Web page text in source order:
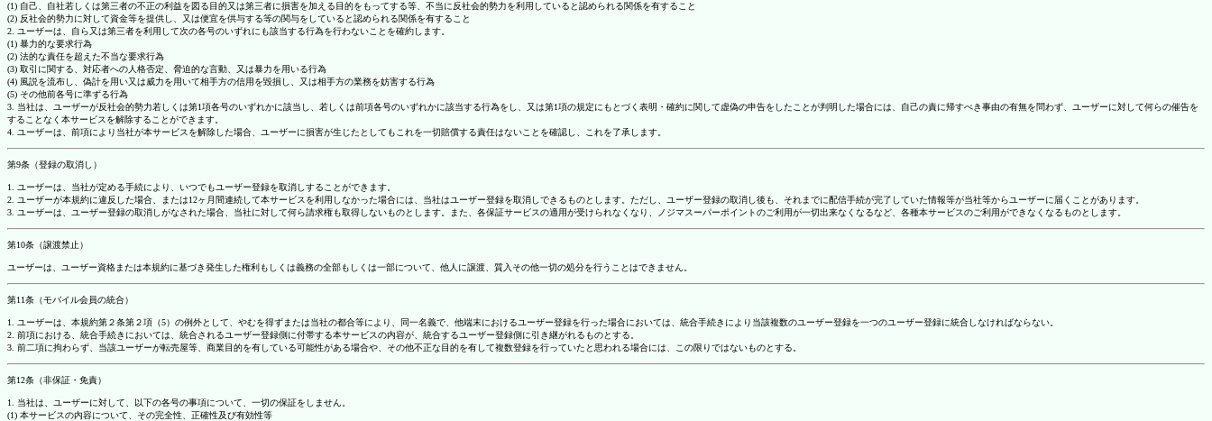
(1) 自己、自社若しくは第三者の不正の利益を図る目的又は第三者に損害を加える目的をもってする等、不当に反社会的勢力を利用していると認められる関係を有すること
(2) 反社会的勢力に対して資金等を提供し、又は便宜を供与する等の関与をしていると認められる関係を有すること
2. ユーザーは、自ら又は第三者を利用して次の各号のいずれにも該当する行為を行わないことを確約します。
(1) 暴力的な要求行為
(2) 法的な責任を超えた不当な要求行為
(3) 取引に関する、対応者への人格否定、脅迫的な言動、又は暴力を用いる行為
(4) 風説を流布し、偽計を用い又は威力を用いて相手方の信用を毀損し、又は相手方の業務を妨害する行為
(5) その他前各号に準ずる行為
3. 当社は、ユーザーが反社会的勢力若しくは第1項各号のいずれかに該当し、若しくは前項各号のいずれかに該当する行為をし、又は第1項の規定にもとづく表明・確約に関して虚偽の申告をしたことが判明した場合には、自己の責に帰すべき事由の有無を問わず、ユーザーに対して何らの催告を
することなく本サービスを解除することができます。
4. ユーザーは、前項により当社が本サービスを解除した場合、ユーザーに損害が生じたとしてもこれを一切賠償する責任はないことを確認し、これを了承します。
第9条（登録の取消し）
1. ユーザーは、当社が定める手続により、いつでもユーザー登録を取消しすることができます。
2. ユーザーが本規約に違反した場合、または12ヶ月間連続して本サービスを利用しなかった場合には、当社はユーザー登録を取消しできるものとします。ただし、ユーザー登録の取消し後も、それまでに配信手続が完了していた情報等が当社等からユーザーに届くことがあります。
3. ユーザーは、ユーザー登録の取消しがなされた場合、当社に対して何ら請求権も取得しないものとします。また、各保証サービスの適用が受けられなくなり、ノジマスーパーポイントのご利用が一切出来なくなるなど、各種本サービスのご利用ができなくなるものとします。
第10条（譲渡禁止）
ユーザーは、ユーザー資格または本規約に基づき発生した権利もしくは義務の全部もしくは一部について、他人に譲渡、質入その他一切の処分を行うことはできません。
第11条（モバイル会員の統合）
1. ユーザーは、本規約第２条第２項（5）の例外として、やむを得ずまたは当社の都合等により、同一名義で、他端末におけるユーザー登録を行った場合においては、統合手続きにより当該複数のユーザー登録を一つのユーザー登録に統合しなければならない。
2. 前項における、統合手続きにおいては、統合されるユーザー登録側に付帯する本サービスの内容が、統合するユーザー登録側に引き継がれるものとする。
3. 前二項に拘わらず、当該ユーザーが転売屋等、商業目的を有している可能性がある場合や、その他不正な目的を有して複数登録を行っていたと思われる場合には、この限りではないものとする。
第12条（非保証・免責）
1. 当社は、ユーザーに対して、以下の各号の事項について、一切の保証をしません。
(1) 本サービスの内容について、その完全性、正確性及び有効性等